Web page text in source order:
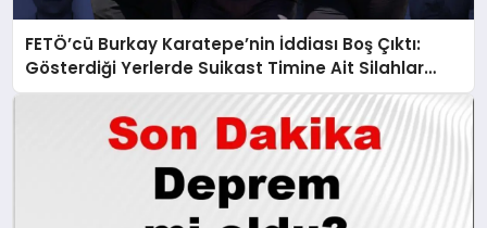
FETÖ’cü Burkay Karatepe’nin İddiası Boş Çıktı:
Gösterdiği Yerlerde Suikast Timine Ait Silahlar
Bulunamadı!